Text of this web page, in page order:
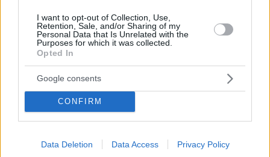
I want to opt-out of Collection, Use,
Retention, Sale, and/or Sharing of my
Personal Data that Is Unrelated with the
Purposes for which it was collected.
Opted In
Google consents
CONFIRM
Data Deletion Data Access Privacy Policy
Loaded
100.00%
Νέα ανάφλεξη στη Μέση Ανατολή: Οι Χούθι
χτύπησαν εγκατάσταση της Aramco, το Ιράν βάζει
πιο σκληρούς όρους για τα Στενά του Ορμούζ
09.08.2026, 12:09
νύχτα που τέσσερις φοιτητές
δολοφονήθηκαν μέσα σε λίγα λεπτά